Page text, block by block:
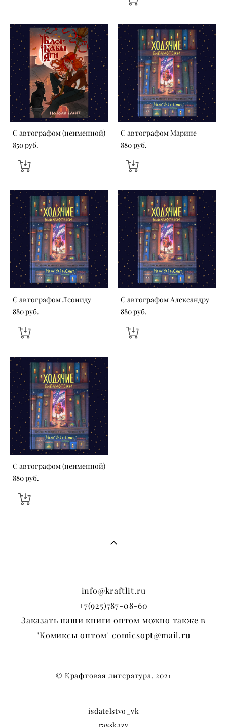
С автографом (неименной)
850 pуб.
С автографом Марине
880 pуб.
С автографом Леониду
880 pуб.
С автографом Александру
880 pуб.
С автографом (неименной)
880 pуб.
info@kraftlit.ru
+7(925)787-08-60
Заказать наши книги оптом можно также в
"Комиксы оптом" comicsopt@mail.ru
© Крафтовая литература, 2021
isdatelstvo_vk